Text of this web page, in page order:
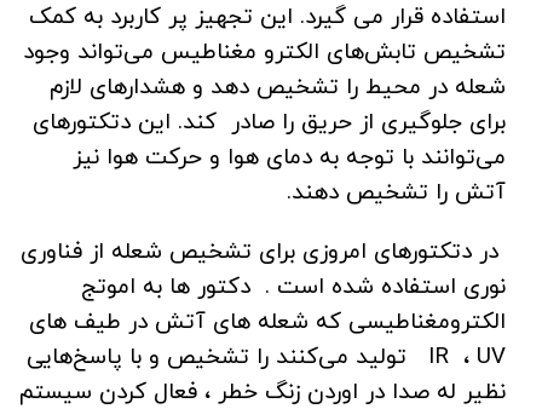
استفاده قرار می گیرد. این تجهیز پر کاربرد به کمک
تشخیص تابش‌های الکترو مغناطیس می‌تواند وجود
شعله در محیط را تشخیص دهد و هشدارهای لازم
برای جلوگیری از حریق را صادر کند. این دتکتورهای
می‌توانند با توجه به دمای هوا و حرکت هوا نیز
آتش را تشخیص دهند.
در دتکتورهای امروزی برای تشخیص شعله از فناوری
نوری استفاده شده است . دکتور ها به اموتج
الکترومغناطیسی که شعله های آتش در طیف های
IR ، UV تولید می‌کنند را تشخیص و با پاسخ‌هایی
نظیر له صدا در اوردن زنگ خطر ، فعال کردن سیستم